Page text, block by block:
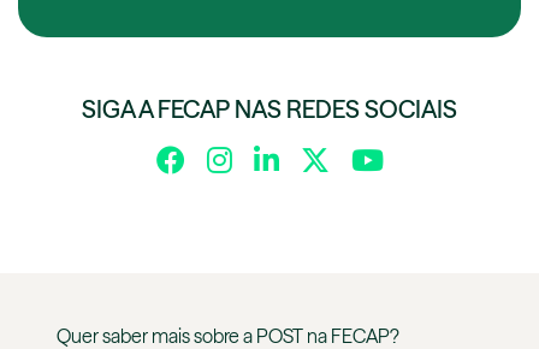
SIGA A FECAP NAS REDES SOCIAIS
Quer saber mais sobre a POST na FECAP?